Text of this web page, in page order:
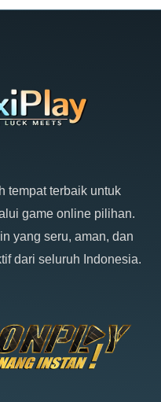
tempat terbaik untuk
game online pilihan.
yang seru, aman, dan
dari seluruh Indonesia.